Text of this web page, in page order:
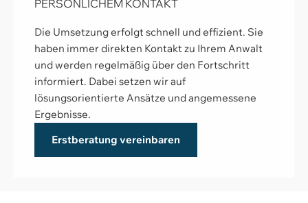
PERSÖNLICHEM KONTAKT
Die Umsetzung erfolgt schnell und effizient. Sie
haben immer direkten Kontakt zu Ihrem Anwalt
und werden regelmäßig über den Fortschritt
informiert. Dabei setzen wir auf
lösungsorientierte Ansätze und angemessene
Ergebnisse.
Erstberatung vereinbaren